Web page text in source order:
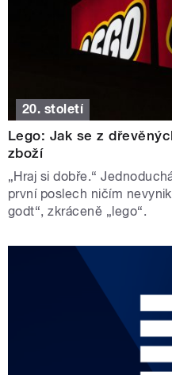
20. století
Lego: Jak se z
zboží
„Hraj si dobře.“
první poslech ničím
godt“, zkráceně „lego“.